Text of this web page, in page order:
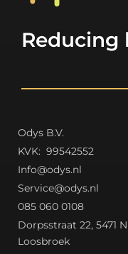
Reducing
Odys B.V.
KVK: 99542552
Info@odys.nl
Service@odys.nl
085 060 0108
Dorpsstraat 22, 5471
Loosbroek